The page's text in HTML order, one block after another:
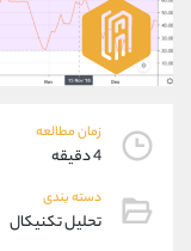
زمان مطالعه
4 دقیقه
دسته بندی
تحلیل تکنیکال
واتساپ
تلگرام
پشتیبان فروش
موبایل
واتساپ